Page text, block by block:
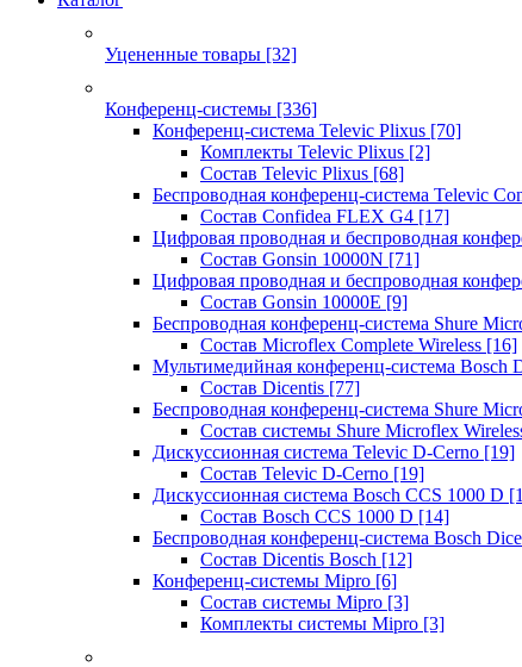
Уцененные товары [32]
Конференц-системы [336]
Конференц-система Televic Plixus [70]
Комплекты Televic Plixus [2]
Состав Televic Plixus [68]
Беспроводная конференц-система Televic
Состав Confidea FLEX G4 [17]
Цифровая проводная и беспроводная
Состав Gonsin 10000N [71]
Цифровая проводная и беспроводная
Состав Gonsin 10000E [9]
Беспроводная конференц-система Shure
Состав Microflex Complete Wireless [16]
Мультимедийная конференц-система Bosch
Состав Dicentis [77]
Беспроводная конференц-система Shure
Состав системы Shure Microflex
Дискуссионная система Televic D-Cerno [19]
Состав Televic D-Cerno [19]
Дискуссионная система Bosch CCS 1000 D
Состав Bosch CCS 1000 D [14]
Беспроводная конференц-система Bosch
Состав Dicentis Bosch [12]
Конференц-системы Mipro [6]
Состав системы Mipro [3]
Комплекты системы Mipro [3]